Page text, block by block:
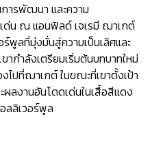
ารพัฒนา และความ
ด่น ณ แอนฟิลด์ เจเรมี ฌาเกต์
พูลที่มุ่งมั่นสู่ความเป็นเลิศและ
กำลังเตรียมเริ่มต้นบทบาทใหม่
ไปที่ฌาเกต์ ในขณะที่เขาตั้งเป้า
ผลงานอันโดดเด่นในเสื้อสีแดง
ลิเวอร์พูล